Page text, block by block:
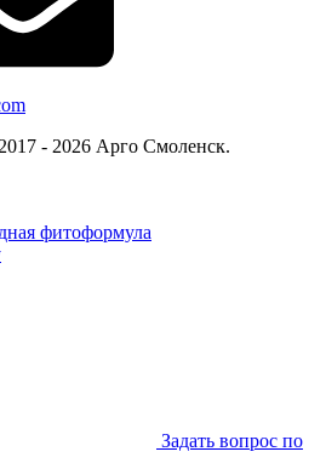
- 2026 Арго Смоленск.
Задать вопрос по